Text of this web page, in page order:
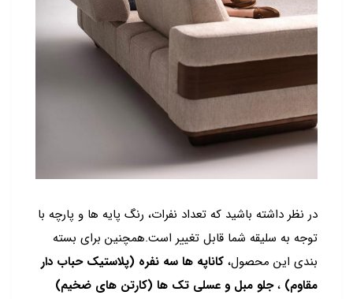
در نظر داشته باشید که تعداد نفرات، رنگ پایه ها و پارچه با
توجه به سلیقه شما قابل تغییر است.همچنین برای بسته
بندی این محصول، کاناپه ها سه نفره (پلاستیک حباب دار
مقاوم) ،جلو مبل و عسلی تک ها (کارتن های ضخیم)